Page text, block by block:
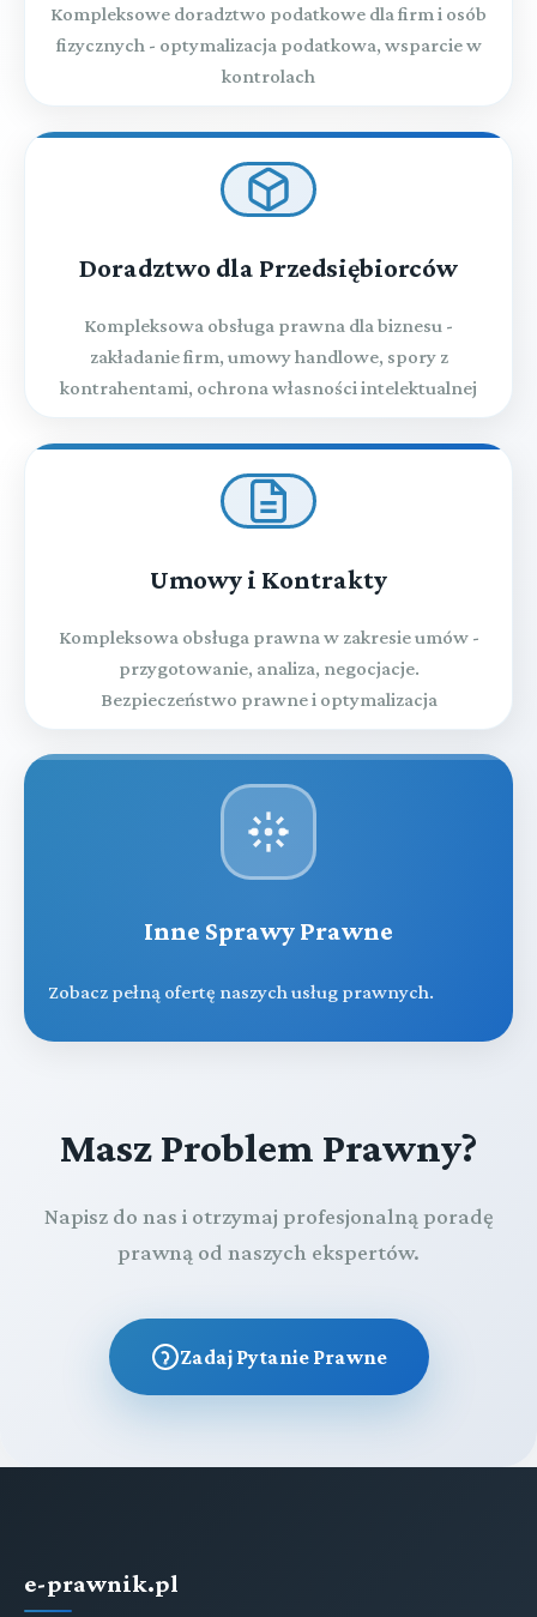
Kompleksowe doradztwo podatkowe dla firm i osób
fizycznych - optymalizacja podatkowa, wsparcie w
kontrolach
Doradztwo dla Przedsiębiorców
Kompleksowa obsługa prawna dla biznesu -
zakładanie firm, umowy handlowe, spory z
kontrahentami, ochrona własności intelektualnej
Umowy i Kontrakty
Kompleksowa obsługa prawna w zakresie umów -
przygotowanie, analiza, negocjacje.
Bezpieczeństwo prawne i optymalizacja
Inne Sprawy Prawne
Zobacz pełną ofertę naszych usług prawnych.
Masz Problem Prawny?
Napisz do nas i otrzymaj profesjonalną poradę
prawną od naszych ekspertów.
Zadaj Pytanie Prawne
e-prawnik.pl